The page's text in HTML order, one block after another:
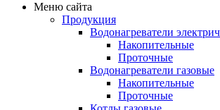
Меню сайта
Продукция
Водонагреватели
Накопительные
Проточные
Водонагреватели газовые
Накопительные
Проточные